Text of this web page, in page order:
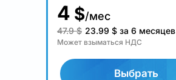
4 $/мес
47.9 $ 23.99 $ за 6 месяцев
Может взыматься НДС
Выбрать